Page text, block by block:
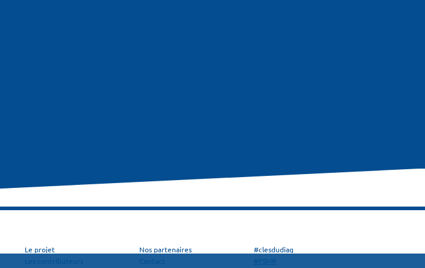
Le projet
Les contributeurs
Nos partenaires
Contact
#clesdudiag
#FSMR